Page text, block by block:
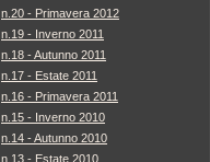
n.20 - Primavera 2012
n.19 - Inverno 2011
n.18 - Autunno 2011
n.17 - Estate 2011
n.16 - Primavera 2011
n.15 - Inverno 2010
n.14 - Autunno 2010
n.13 - Estate 2010